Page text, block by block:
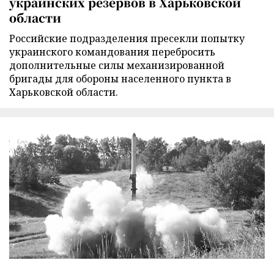
области
Российские подразделения пресекли попытку
украинского командования перебросить
дополнительные силы механизированной
бригады для обороны населенного пункта в
Харьковской области.